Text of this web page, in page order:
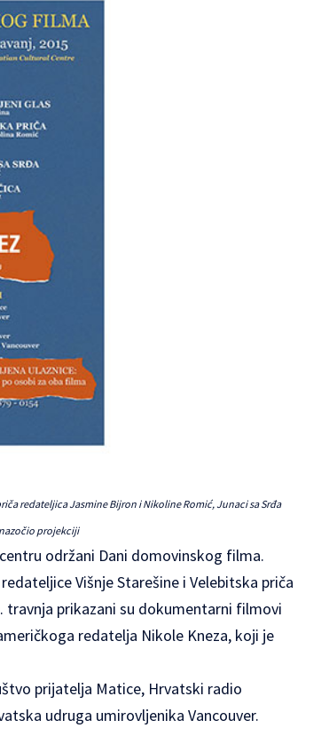
redateljica Jasmine Bijron i Nikoline Romić, Junaci sa Srđa
projekciji
održani Dani domovinskog filma.
Višnje Starešine i Velebitska priča
travnja prikazani su dokumentarni filmovi
redatelja Nikole Kneza, koji je
prijatelja Matice, Hrvatski radio
udruga umirovljenika Vancouver.